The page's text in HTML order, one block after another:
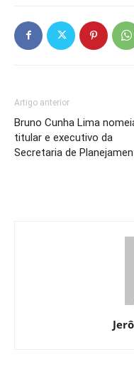
Artigo anterior
Bruno Cunha Lima
titular e executivo da
Secretaria de